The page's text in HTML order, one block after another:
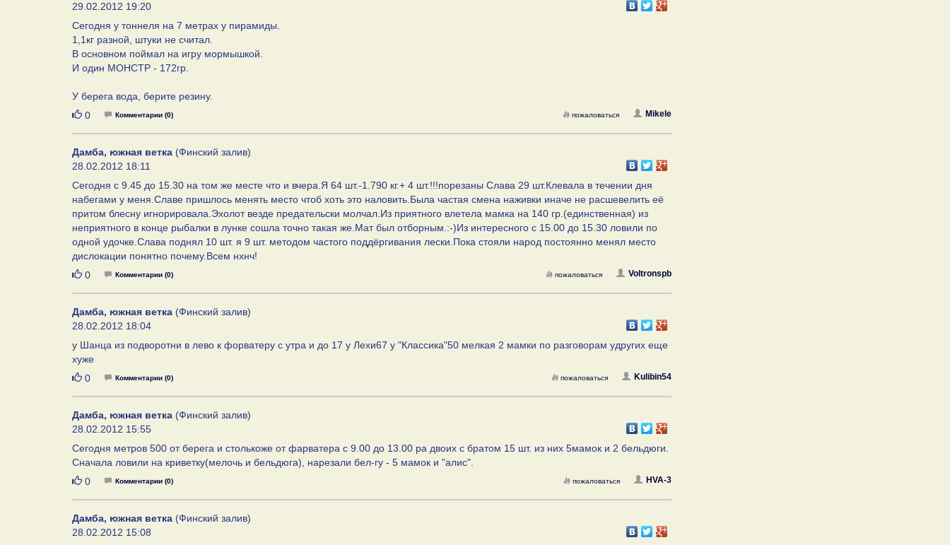
29.02.2012 19:20
Сегодня у тоннеля на 7 метрах у пирамиды.
1,1кг разной, штуки не считал.
В основном поймал на игру мормышкой.
И один МОНСТР - 172гр.
У берега вода, берите резину.
Нравится
0 Комментарии (0) Mikele
пожаловаться
Дамба, южная ветка (Финский залив)
28.02.2012 18:11
Сегодня с 9.45 до 15.30 на том же месте что и вчера.Я 64 шт.-1.790 кг.+ 4 шт.!!!порезаны Слава 29 шт.Клевала в течении дня
набегами у меня.Славе пришлось менять место чтоб хоть это наловить.Была частая смена наживки иначе не расшевелить её
притом блесну игнорировала.Эхолот везде предательски молчал.Из приятного влетела мамка на 140 гр.(единственная) из
неприятного в конце рыбалки в лунке сошла точно такая же.Мат был отборным.:-)Из интересного с 15.00 до 15.30 ловили по
одной удочке.Слава поднял 10 шт. я 9 шт. методом частого поддёргивания лески.Пока стояли народ постоянно менял место
дислокации понятно почему.Всем нхнч!
Нравится
0 Комментарии (0) Voltronspb
пожаловаться
Дамба, южная ветка (Финский залив)
28.02.2012 18:04
у Шанца из подворотни в лево к форватеру с утра и до 17 у Лехи67 у "Классика"50 мелкая 2 мамки по разговорам удругих еще
хуже
Нравится
0 Комментарии (0) Kulibin54
пожаловаться
Дамба, южная ветка (Финский залив)
28.02.2012 15:55
Сегодня метров 500 от берега и столькоже от фарватера с 9.00 до 13.00 ра двоих с братом 15 шт. из них 5мамок и 2 бельдюги.
Сначала ловили на криветку(мелочь и бельдюга), нарезали бел-гу - 5 мамок и "алис".
Нравится
0 Комментарии (0) HVA-3
пожаловаться
Дамба, южная ветка (Финский залив)
28.02.2012 15:08